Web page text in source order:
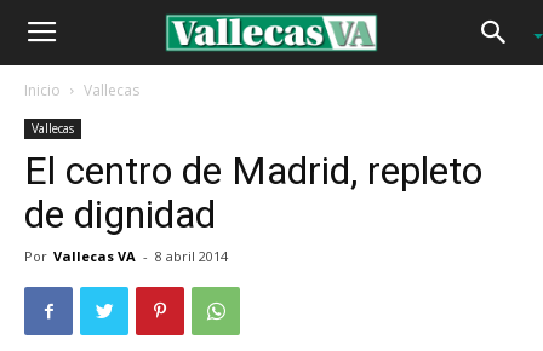
Inicio Vallecas
Vallecas
El centro de Madrid, repleto
de dignidad
Por Vallecas VA - 8 abril 2014